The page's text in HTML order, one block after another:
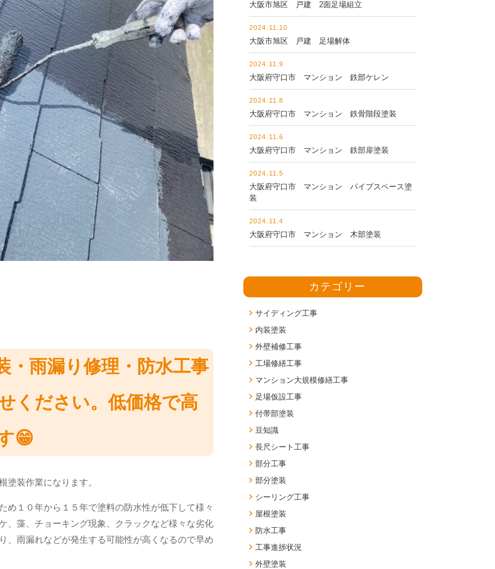
・雨漏り修理・防水工事
ください。低価格で高
😁
塗装作業になります。
め１０年から１５年で塗料の防水性が低下して様々
、藻、チョーキング現象、クラックなど様々な劣化
、雨漏れなどが発生する可能性が高くなるので早め
大阪市旭区 戸建 2面足場組立
2024.11.10
大阪市旭区 戸建 足場解体
2024.11.9
大阪府守口市 マンション 鉄部ケレン
2024.11.8
大阪府守口市 マンション 鉄骨階段塗装
2024.11.6
大阪府守口市 マンション 鉄部扉塗装
2024.11.5
大阪府守口市 マンション パイプスペース塗
装
2024.11.4
大阪府守口市 マンション 木部塗装
カテゴリー
サイディング工事
内装塗装
外壁補修工事
工場修繕工事
マンション大規模修繕工事
足場仮設工事
付帯部塗装
豆知識
長尺シート工事
部分工事
部分塗装
シーリング工事
屋根塗装
防水工事
工事進捗状況
外壁塗装